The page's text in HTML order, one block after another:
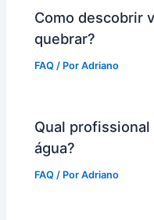
Como descobrir
quebrar?
FAQ / PorAdriano
Qual
água?
FAQ / PorAdriano